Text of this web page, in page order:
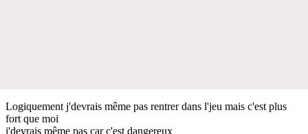
Logiquement j'devrais même pas rentrer dans l'jeu mais c'est plus
fort que moi
j'devrais même pas car c'est dangereux